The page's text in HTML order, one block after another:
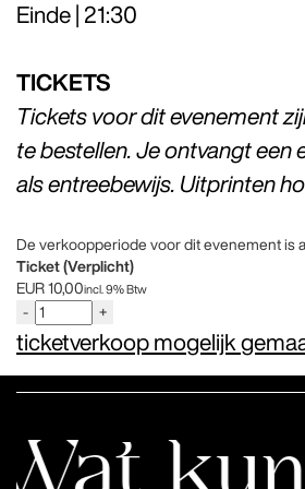
Einde | 21:30
TICKETS
Tickets voor dit evenement
te bestellen. Je ontvangt een
als entreebewijs. Uitprinten
De verkoopperiode voor dit evenement is
Ticket (Verplicht)
EUR 10,00incl. 9% Btw
- +
ticketverkoop mogelijk